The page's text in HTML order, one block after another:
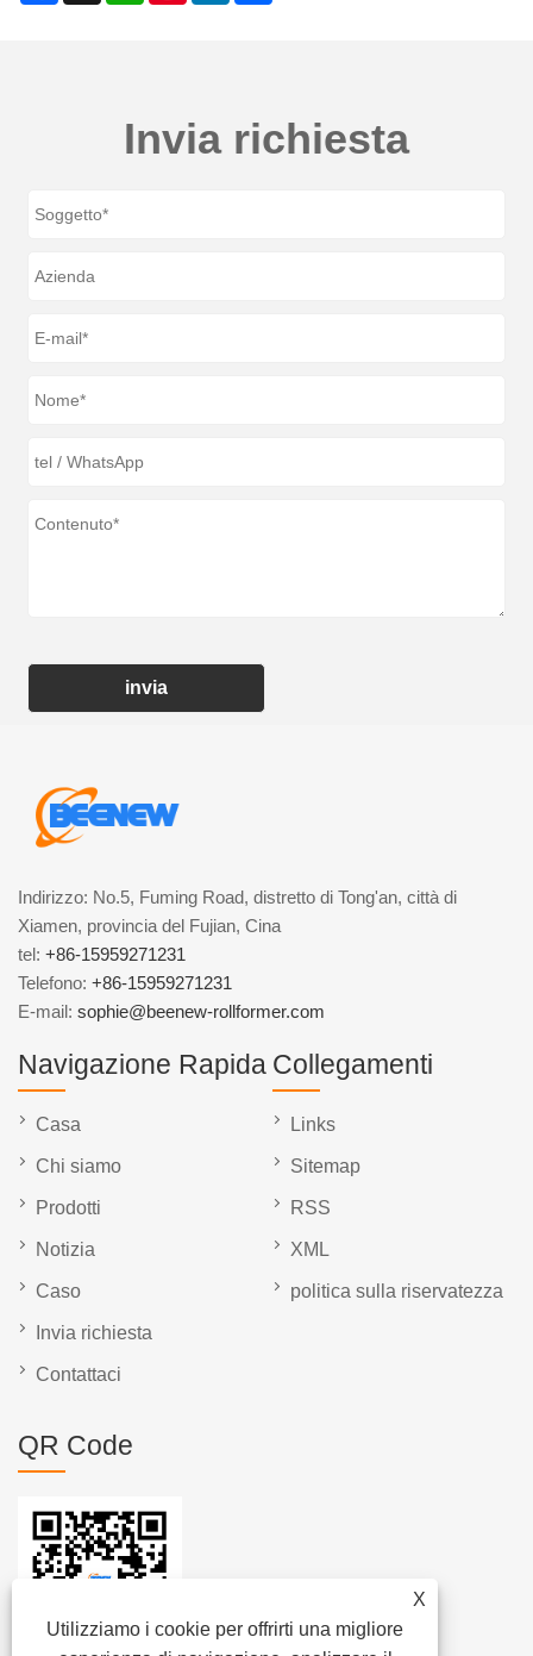
Invia richiesta
invia
X
Utilizziamo i cookie per offrirti una migliore
Indirizzo: No.5, Fuming Road, distretto di Tong'an, città di
Xiamen, provincia del Fujian, Cina
tel: +86-15959271231
Telefono: +86-15959271231
E-mail: sophie@beenew-rollformer.com
Navigazione Rapida
Casa
Chi siamo
Prodotti
Notizia
Caso
Invia richiesta
Contattaci
Collegamenti
Links
Sitemap
RSS
XML
politica sulla riservatezza
QR Code